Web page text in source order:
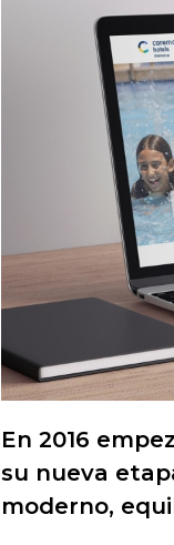
En 2016
su nueva
moderno,